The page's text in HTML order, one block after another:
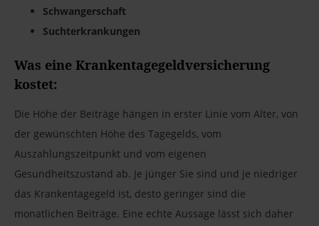
Schwangerschaft
Suchterkrankungen
Was eine Krankentagegeldversicherung
kostet:
Die Höhe der Beiträge hängen in erster Linie vom Alter, von
der gewünschten Höhe des Tagegelds, vom
Auszahlungszeitpunkt und vom eigenen
Gesundheitszustand ab. Je jünger Sie sind und je niedriger
das Krankentagegeld ist, desto geringer sind die
monatlichen Beiträge. Eine echte Aussage lässt sich daher